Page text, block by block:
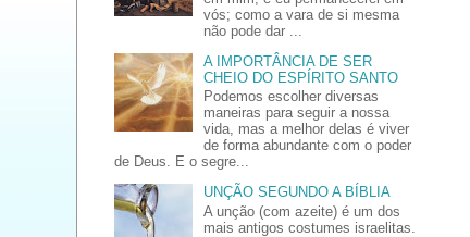
vós; como a vara de si mesma
não pode dar ...
A IMPORTÂNCIA DE SER
CHEIO DO ESPÍRITO SANTO
Podemos escolher diversas
maneiras para seguir a nossa
vida, mas a melhor delas é viver
de forma abundante com o poder
de Deus. E o segre...
UNÇÃO SEGUNDO A BÍBLIA
A unção (com azeite) é um dos
mais antigos costumes israelitas.